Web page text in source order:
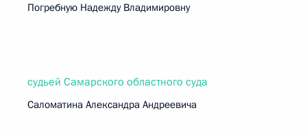
Погребную Надежду Владимировну
судьей Самарского областного суда
Саломатина Александра Андреевича